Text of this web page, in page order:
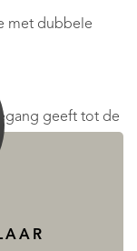
met dubbele
geeft tot de
met
naar de
living.